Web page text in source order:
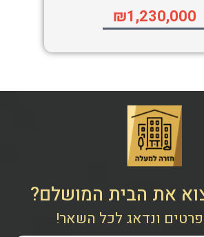
₪1,230,000
את הבית המושלם?
ונדאג לכל השאר!